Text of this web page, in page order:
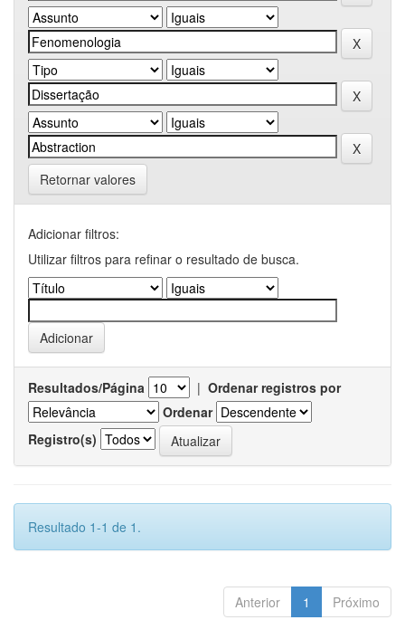
Retornar valores
Adicionar filtros:
Utilizar filtros para refinar o resultado de busca.
Resultados/Página | Ordenar registros por
Ordenar
Registro(s)
Resultado 1-1 de 1.
Anterior 1 Próximo